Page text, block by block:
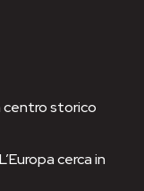
centro storico
cerca in